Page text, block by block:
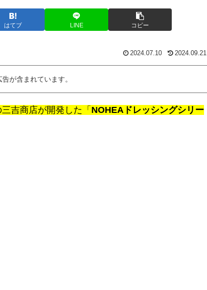
はてブ LINE コピー
2024.07.10 2024.09.21
が含まれています。
吉商店が開発した「 NOHEAドレッシングシリー